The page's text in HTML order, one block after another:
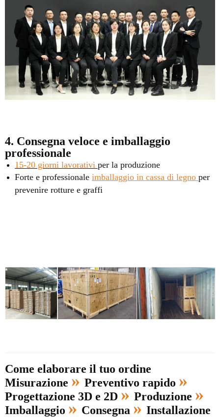
4. Consegna veloce e imballaggio
professionale
15-20 giorni lavorativi per la produzione
Forte e professionale imballaggio in cassa di legno per
prevenire rotture e graffi
Come elaborare il tuo ordine
Misurazione » Preventivo rapido »
Progettazione 3D e 2D » Produzione »
Imballaggio » Consegna » Installazione